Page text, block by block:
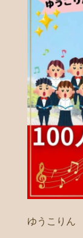
ゆうこりん